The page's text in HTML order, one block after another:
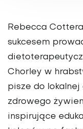
Rebecca
sukcesem
Chorley w
pisze do
zdrowego
inspirujące